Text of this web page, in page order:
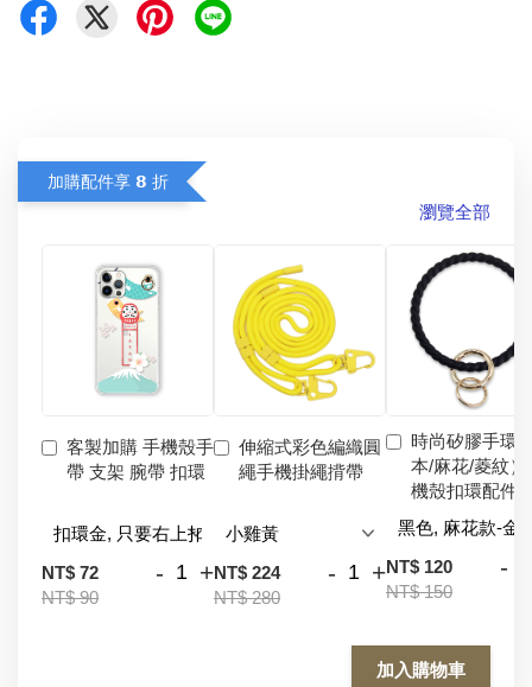
加購配件享 𝟴 折
瀏覽全部
客製加購 手機殼手
帶 支架 腕帶 扣環
NT$ 72
NT$ 90
- +
伸縮式彩色編織圓
繩手機掛繩揹帶
NT$ 224
NT$ 280
- +
時尚矽膠手環
本/麻花/菱紋）
機殼扣環配件
NT$ 120
NT$ 150
-
加入購物車